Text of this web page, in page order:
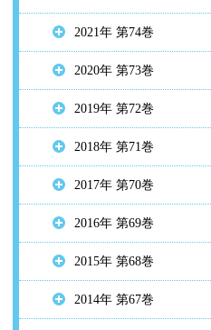
2021年 第74巻
2020年 第73巻
2019年 第72巻
2018年 第71巻
2017年 第70巻
2016年 第69巻
2015年 第68巻
2014年 第67巻